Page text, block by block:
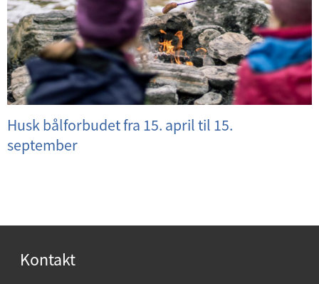
Husk bålforbudet fra 15. april til 15.
september
Kontakt